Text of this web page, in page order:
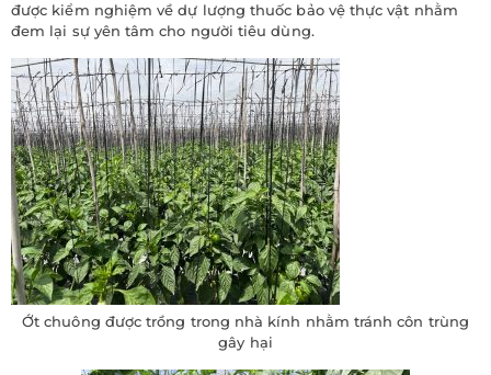
được kiểm nghiệm về dự lượng thuốc bảo vệ thực vật nhằm
đem lại sự yên tâm cho người tiêu dùng.
Ớt chuông được trồng trong nhà kính nhằm tránh côn trùng
gây hại